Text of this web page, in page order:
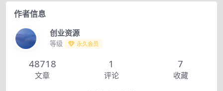
作者信息
创业资源
等级 永久会员
48718
文章
1
评论
7
收藏